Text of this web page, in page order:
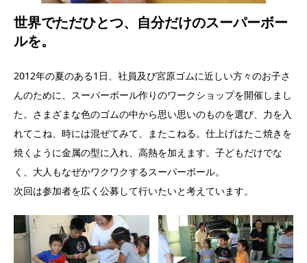
世界でただひとつ、自分だけのスーパーボー
ルを。
2012年の夏のある1日、社員及び宮原ゴムに近しい方々のお子さ
んのために、スーパーボール作りのワークショップを開催しまし
た。さまざまな色のゴムの中から思い思いのものを選び、力を入
れてこね、時には混ぜてみて、またこねる。仕上げはたこ焼きを
焼くように金属の型に入れ、高熱を加えます。子どもだけでな
く、大人もなぜかワクワクするスーパーボール。
次回は参加者を広く公募して行いたいと考えています。